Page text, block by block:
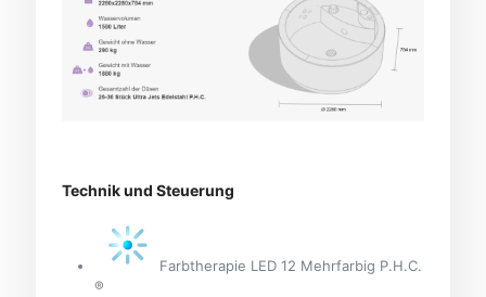
Technik und Steuerung
Farbtherapie LED 12 Mehrfarbig P.H.C.
®